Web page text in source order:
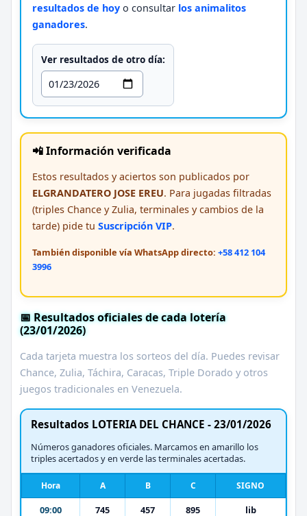
resultados de hoy o consultar los animalitos
ganadores.
Ver resultados de otro día:
📲 Información verificada
Estos resultados y aciertos son publicados por
ELGRANDATERO JOSE EREU. Para jugadas filtradas
(triples Chance y Zulia, terminales y cambios de la
tarde) pide tu Suscripción VIP.
También disponible vía WhatsApp directo: +58 412 104
3996
📅 Resultados oficiales de cada lotería
(23/01/2026)
Cada tarjeta muestra los sorteos del día. Puedes revisar
Chance, Zulia, Táchira, Caracas, Triple Dorado y otros
juegos tradicionales en Venezuela.
Resultados LOTERIA DEL CHANCE - 23/01/2026
Números ganadores oficiales. Marcamos en amarillo los
triples acertados y en verde las terminales acertadas.
Hora A B C SIGNO
09:00 745 457 895 lib